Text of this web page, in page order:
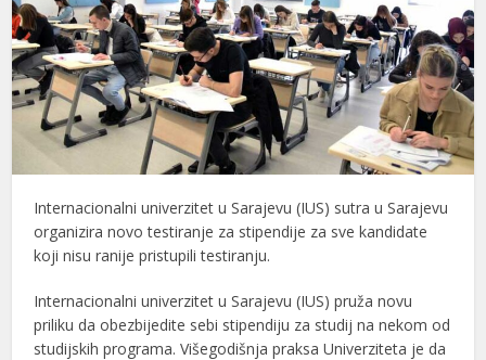
Internacionalni univerzitet u Sarajevu (IUS) sutra u Sarajevu
organizira novo testiranje za stipendije za sve kandidate
koji nisu ranije pristupili testiranju.
Internacionalni univerzitet u Sarajevu (IUS) pruža novu
priliku da obezbijedite sebi stipendiju za studij na nekom od
studijskih programa. Višegodišnja praksa Univerziteta je da